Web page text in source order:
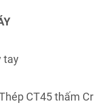
tay
CT45 thấm Cr